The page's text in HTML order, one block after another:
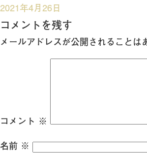
投
稿
日:
2021年4月26日
コメントを残す
メールアドレスが公開されることは
コメント ※
名前 ※